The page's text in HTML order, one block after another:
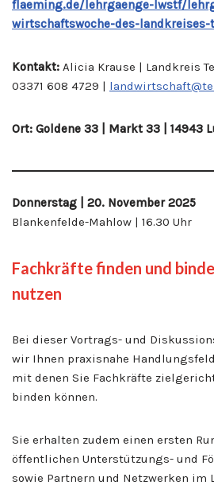
flaeming.de/lehrgaenge-lwstf/
wirtschaftswoche-des-
Kontakt: Alicia Krause | Landkreis
03371 608 4729 |
Ort: Goldene 33 | Markt 33 | 14943
Donnerstag | 20. November 2025
Blankenfelde-Mahlow | 16.30 Uhr
Fachkräfte finden und
nutzen
Bei dieser Vortrags- und
wir Ihnen praxisnahe
mit denen Sie Fachkräfte
binden können.
Sie erhalten zudem einen ersten
öffentlichen Unterstützungs- und
sowie Partnern und Netzwerken im